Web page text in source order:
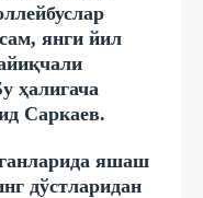
янги йил
ҳалигача
Саркаев.
яшаш
дўстларидан